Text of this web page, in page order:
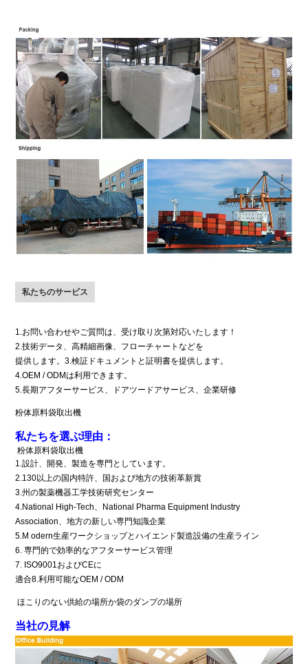
私たちのサービス
1.お問い合わせやご質問は、受け取り次第対応いたします！
2.技術データ、高精細画像、フローチャートなどを
提供します。3.検証ドキュメントと証明書を提供します。
4.OEM / ODMは利用できます。
5.長期アフターサービス、ドアツードアサービス、企業研修
粉体原料袋取出機
私たちを選ぶ理由：
粉体原料袋取出機
1.設計、開発、製造を専門としています。
2.130以上の国内特許、国および地方の技術革新賞
3.州の製薬機器工学技術研究センター
4.National High-Tech、 National Pharma Equipment Industry
Association、地方の新しい専門知識企業
5.Modern生産ワークショップとハイエンド製造設備の生産ライン
6.専門的で効率的なアフターサービス管理
7. ISO9001およびCEに
適合8.利用可能なOEM / ODM
ほこりのない供給の場所か袋のダンプの場所
当社の見解